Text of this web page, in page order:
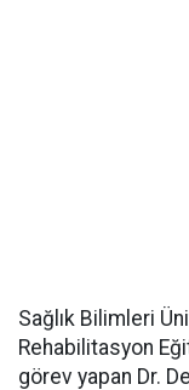
Sağlık Bilimleri
Rehabilitasyon
görev yapan Dr.